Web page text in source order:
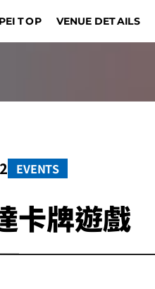
TOP VENUE DETAILS
DIGIMON CARD GAME
EVENTS
卡牌遊戲